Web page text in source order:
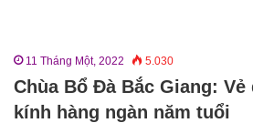
11 Tháng Một, 2022 5.030
Chùa Bổ Đà Bắc Giang:
kính hàng ngàn năm tuổi